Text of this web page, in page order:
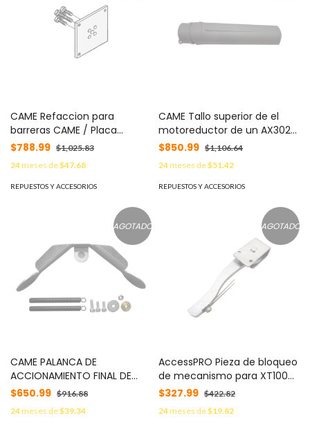
CAME Refaccion para
barreras CAME / Placa
intermedia / compatible con
barreras KXBGG4M / G3750
MOD: 119-RIG326
$788.99 $1,025.83
24meses de$47.68
REPUESTOS Y ACCESORIOS
CAME Tallo superior de el
motoreductor de un AX3024
MOD: 119-RID308
$850.99 $1,106.64
24meses de$51.42
REPUESTOS Y ACCESORIOS
AGOTADO
CAME PALANCA DE
ACCIONAMIENTO FINAL DE
CARRERA PARA BARRERA
GARD8 MOD: 119-RIG140
$650.99 $916.88
24meses de$39.34
AGOTADO
AccessPRO Pieza de bloqueo
de mecanismo para XT1000
/ XT5000 / XT7000 MOD:
$327.99 $422.82
24meses de$19.82